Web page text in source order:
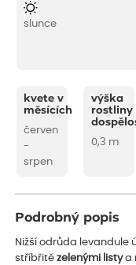
slunce
kvete v
měsících
červen
-
srpen
výška
rostliny
0,3 m
Podrobný popis
Nižší odrůda levandule
stříbřitězelenými listya